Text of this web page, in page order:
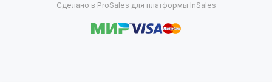
Сделано в ProSales для платформы InSales